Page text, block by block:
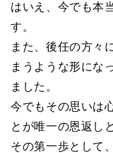
はいえ、今でも本
す。
また、後任の方々
まうような形にな
ました。
今でもその思いは
とが唯一の恩返し
その第一歩として